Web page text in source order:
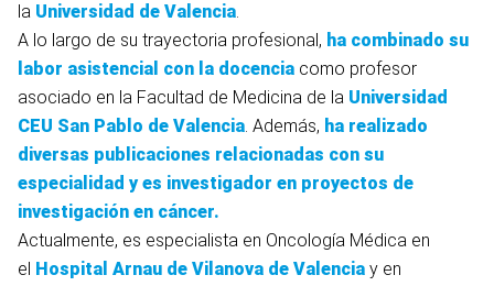
la Universidad de Valencia.
A lo largo de su trayectoria profesional, ha combinado su
labor asistencial con la docencia como profesor
asociado en la Facultad de Medicina de la Universidad
CEU San Pablo de Valencia. Además, ha realizado
diversas publicaciones relacionadas con su
especialidad y es investigador en proyectos de
investigación en cáncer.
Actualmente, es especialista en Oncología Médica en
el Hospital Arnau de Vilanova de Valencia y en